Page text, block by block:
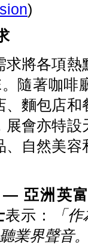
)
將各項
隨著咖啡
、麵包店
會亦特
自然美
亞洲英
表示：
「
業界聲音